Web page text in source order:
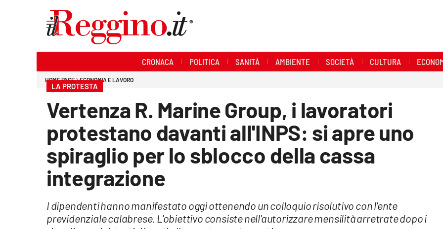
Economia e lavoro
CRONACA POLITICA SANITÀ AMBIENTE SOCIETÀ CULTURA
HOME PAGE ECONOMIA E LAVORO
LA PROTESTA
Vertenza R. Marine Group, i lavoratori
protestano davanti all'INPS: si apre uno
spiraglio per lo sblocco della cassa
integrazione
I dipendenti hanno manifestato oggi ottenendo un colloquio risolutivo con l'ente
previdenziale calabrese. L'obiettivo consiste nell'autorizzare mensilità arretrate dopo i